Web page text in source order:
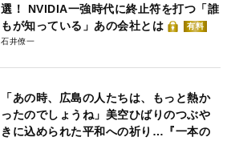
選！ NVIDIA一強時代に終止符を打つ「誰
もが知っている」あの会社とは
有料
石井僚一
「あの時、広島の人たちは、もっと熱か
ったのでしょうね」美空ひばりのつぶや
きに込められた平和への祈り…『一本の